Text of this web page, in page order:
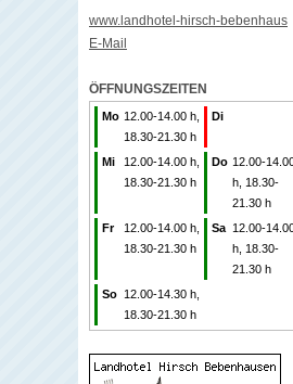
www.landhotel-hirsch-bebenhaus
E-Mail
ÖFFNUNGSZEITEN
Mo 12.00-14.00 h,
18.30-21.30 h
Di
Mi
12.00-14.00 h,
18.30-21.30 h
Do 12.00-
h, 18.30-
21.30 h
Fr
12.00-14.00 h,
18.30-21.30 h
Sa 12.00-
h, 18.30-
21.30 h
So 12.00-14.30 h,
18.30-21.30 h